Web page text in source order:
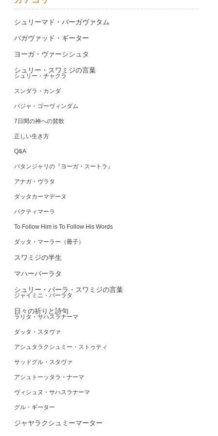
シュリーマド・バーガヴァタム
バガヴァッド・ギーター
ヨーガ・ヴァーシシュタ
シュリー・スワミジの言葉
シュリー・チャクラ
スンダラ・カンダ
バジャ・ゴーヴィンダム
7日間の神への賛歌
正しい生き方
Q&A
パタンジャリの『ヨーガ・スートラ』
アナガ・ヴラタ
ダッタカーマデーヌ
バクティマーラ
To Follow Him is To Follow His Words
ダッタ・マーラー（冊子）
スワミジの半生
マハーバーラタ
シュリー・バーラ・スワミジの言葉
ジャイミニ・バーラタ
日々の祈りと詩句
ラリタ・サハスラナーマ
ダッタ・スタヴァ
アシュタラクシュミー・ストゥティ
サッドグル・スタヴァ
アシュトーッタラ・ナーマ
ヴィシュヌ・サハスラナーマ
グル・ギーター
ジャヤラクシュミーマーター